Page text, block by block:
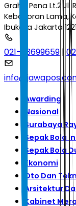
Graha Pena Lt.2 Jl.
Kebayoran Lama,
Ibukota Jakarta
021-53699659 |
Awarding
Nasional
Surabaya
Sepak Bola
Sepak Bola
Ekonomi
Oto Dan
Arsitektur
Kabinet